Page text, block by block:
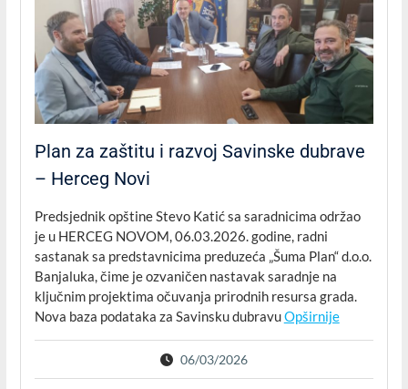
Plan za zaštitu i razvoj Savinske dubrave
– Herceg Novi
Predsjednik opštine Stevo Katić sa saradnicima održao
je u HERCEG NOVOM, 06.03.2026. godine, radni
sastanak sa predstavnicima preduzeća „Šuma Plan“ d.o.o.
Banjaluka, čime je ozvaničen nastavak saradnje na
ključnim projektima očuvanja prirodnih resursa grada.
Nova baza podataka za Savinsku dubravuOpširnije
06/03/2026